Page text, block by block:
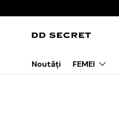
Mergi la conținut
Noutăți FEMEI